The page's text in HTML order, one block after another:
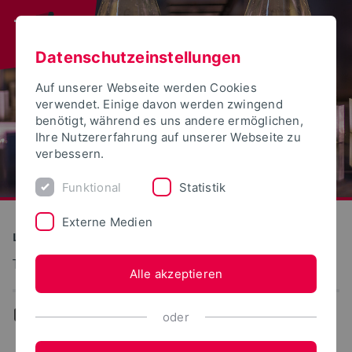
LAFF e. V.
Technologie Protein-basierter Lebensmittel
... Lebensmitteltechnologie
Datenschutzeinstellungen
Auf unserer Webseite werden Cookies
verwendet. Einige davon werden zwingend
benötigt, während es uns andere ermöglichen,
Ihre Nutzererfahrung auf unserer Webseite zu
verbessern.
Funktional Statistik
Externe Medien
Alle akzeptieren
oder